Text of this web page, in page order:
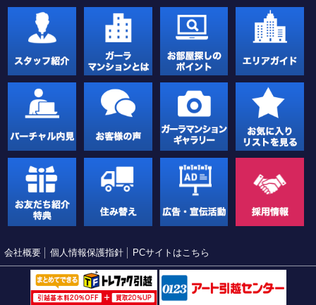
会社概要 個人情報保護指針 PCサイトはこちら